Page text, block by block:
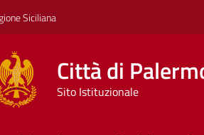
Siciliana
Città di
Sito Istituzionale